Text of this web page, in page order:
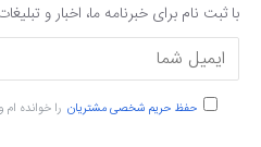
با ثبت نام برای خبرنامه ما، اخبار و
حفظ حریم شخصی مشتریان را خوانده ام